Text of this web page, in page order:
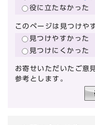
役に立たなかった
このページは見つけや
見つけやすかった
見つけにくかった
お寄せいただいたご意
参考とします。